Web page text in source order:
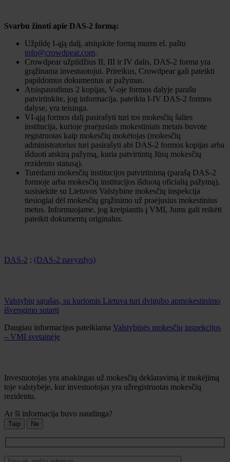
Svarbu žinoti apie DAS-2 formą:
Užpildę I-ąją dalį, atsiųskite formą mums el. paštu
info@crowdpear.com.
Crowdpear užpildžius II, III ir IV dalis, DAS-2 forma yra
grąžinama investuotojui. Prireikus, Crowdpear gali pateikti
papildomus dokumentus ar pažymas.
Atsispausdinus 2 kopijas, V-oje formos dalyje parašu
patvirtinkite, jog informacija, pateikta I-IV DAS-2 formos
dalyse, yra teisinga.
VI-ąją formos dalį pasirašyti turi tos mokesčių šalies
institucija, kurioje praėjusiais mokestiniais metais buvote
registruotas kaip mokesčių mokėtojas (mokesčių
administratorius turi pasirašyti abi DAS-2 formos kopijas arba
išduoti atskirą pažymą, kuria patvirtintų Jūsų mokesčių
rezidento statusą).
Turėdami mokesčių institucijos patvirtinimą (parašą DAS-2
formoje arba mokesčių institucijos išduotą oficialią pažymą),
susisiekite su Lietuvos Valstybine mokesčių inspekcija
tiesiogiai dėl mokesčių grąžinimo už praėjusius mokestinius
metus. Informuojame, jog kreipiantis į VMI, Jums gali reikėti
pateikti dokumentų originalus.
DAS-2 ; (DAS-2 pavyzdys)
Valstybių sąrašas, su kuriomis Lietuva turi dvigubo apmokestinimo
išvengimo sutartį
Daugiau informacijos pateikiama Valstybinės mokesčių inspekcijos
– VMI svetainėje
Investuotojas yra atsakingas už mokesčių deklaravimą ir mokėjimą
toje valstybėje, kur investuotojas yra užregistruotas mokesčių
rezidentu.
Ar ši informacija buvo naudinga?
Taip Ne